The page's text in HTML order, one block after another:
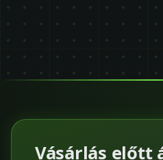
Vásárlás előtt